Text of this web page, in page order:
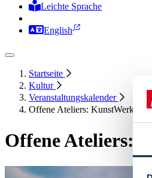
Leichte Sprache
English
Startseite
Kultur
Veranstaltungskalender
Offene Ateliers: KunstWerk im
Offene Ateliers: